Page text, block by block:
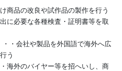
商品の改良や試作品の製作を行う
に必要な各種検査・証明書等を取
・・会社や製品を外国語で海外へ広
う
海外のバイヤー等を招へいし、商